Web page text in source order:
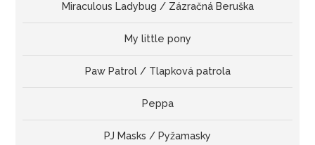
Miraculous Ladybug / Zázračná Beruška
My little pony
Paw Patrol / Tlapková patrola
Peppa
PJ Masks / Pyžamasky